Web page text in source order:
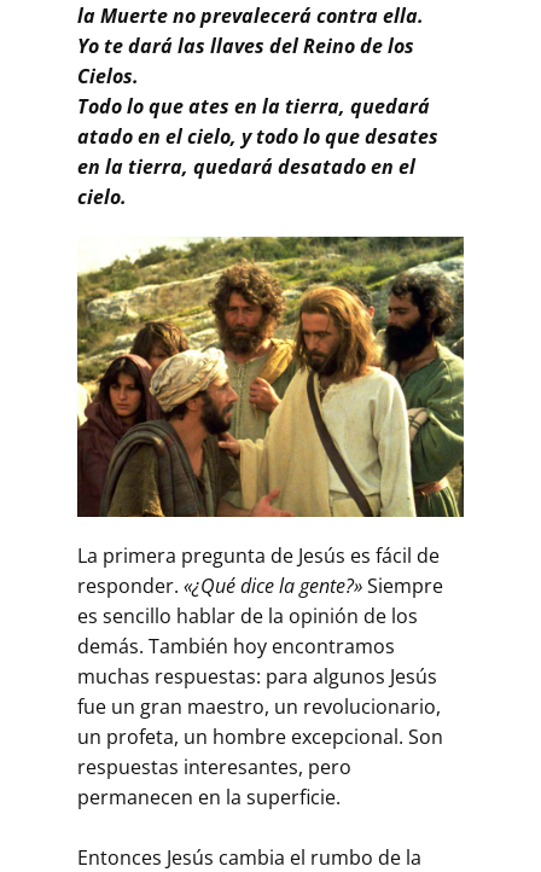
la Muerte no prevalecerá contra ella.
Yo te dará las llaves del Reino de los
Cielos.
Todo lo que ates en la tierra, quedará
atado en el cielo, y todo lo que desates
en la tierra, quedará desatado en el
cielo.
La primera pregunta de Jesús es fácil de
responder. «¿Qué dice la gente?»Siempre
es sencillo hablar de la opinión de los
demás. También hoy encontramos
muchas respuestas: para algunos Jesús
fue un gran maestro, un revolucionario,
un profeta, un hombre excepcional. Son
respuestas interesantes, pero
permanecen en la superficie.
Entonces Jesús cambia el rumbo de la